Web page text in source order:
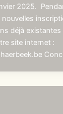
2025.
déjà
site internet :